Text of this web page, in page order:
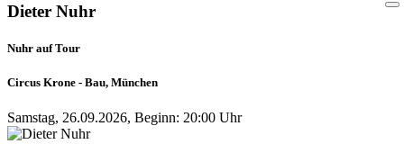
Dieter Nuhr
Nuhr auf Tour
Circus Krone - Bau, München
Samstag, 26.09.2026, Beginn: 20:00 Uhr